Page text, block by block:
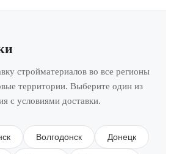
стройматериалов во все регионы
территории. Выберите один из
с условиями доставки.
Волгодонск Донецк